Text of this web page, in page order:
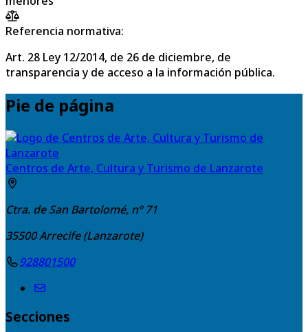
Referencia normativa:
Art. 28 Ley 12/2014, de 26 de diciembre, de
transparencia y de acceso a la información pública.
Pie de página
Centros de Arte, Cultura y Turismo de Lanzarote
Ctra. de San Bartolomé, nº 71
35500Arrecife (Lanzarote)
928801500
Secciones